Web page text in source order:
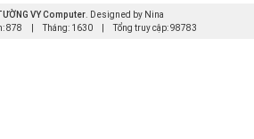
VY Computer. Designed by Nina
878 Tháng: 1630 Tổng truy cập: 98783